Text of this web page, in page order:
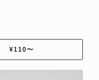
¥110〜